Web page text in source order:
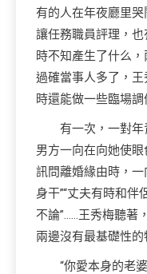
有的人在年夜廳里哭
讓任務職員評理，
時不知產生了什么
過確當事人多了，
時還能做一些臨場調
有一次，一對
男方一向在向她使
訊問離婚緣由時，
身干”“丈夫有時和伴
不論”……王秀梅聽著
兩邊沒有最基礎性的
“你愛本身的老